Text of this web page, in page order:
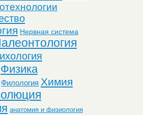
Нервная система
Физика
Филология Химия
анатомия и физиология